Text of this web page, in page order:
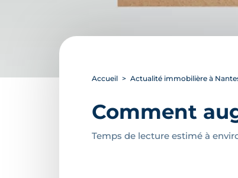
Accueil Actualité immobilière à
Comment
Temps de lecture estimé à